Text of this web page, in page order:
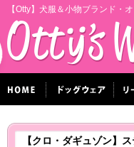
【Otty】犬服＆小物ブランド・
【クロ・ダギュゾン】